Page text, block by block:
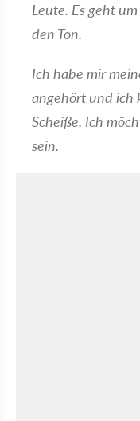
Leute. Es geht
den Ton.
Ich habe mir
angehört und ich
Scheiße. Ich
sein.